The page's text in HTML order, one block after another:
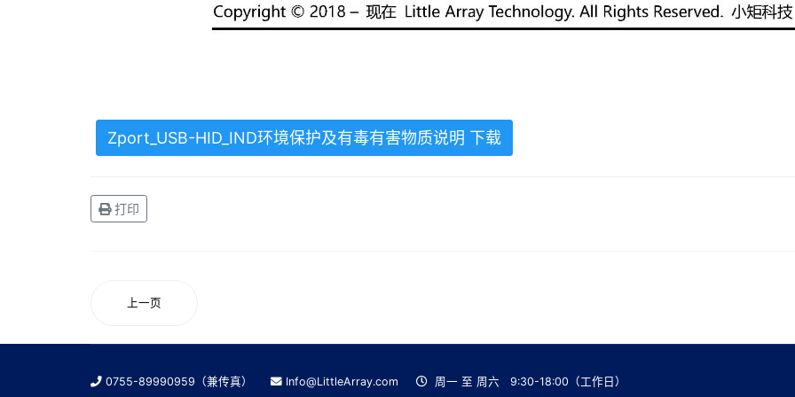
Zport_USB-HID_IND环境保护及有毒有害物质说明 下载
打印
上一页
0755-89990959（兼传真） Info@LittleArray.com 周一 至 周六 9:30-18:00（工作日）